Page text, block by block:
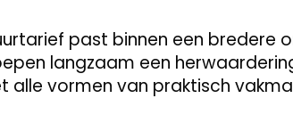
past binnen een bredere
langzaam een
alle vormen van praktisch